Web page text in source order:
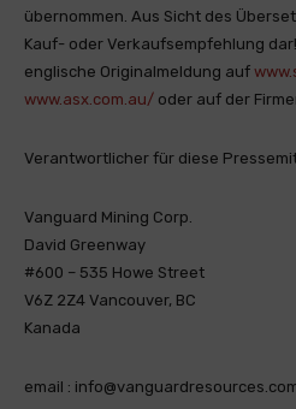
übernommen. Aus Sicht des
Kauf- oder Verkaufsempfehlung
englische Originalmeldung auf
www.asx.com.au/ oder auf der
Verantwortlicher für diese
Vanguard Mining Corp.
David Greenway
#600 – 535 Howe Street
V6Z 2Z4 Vancouver, BC
Kanada
email :